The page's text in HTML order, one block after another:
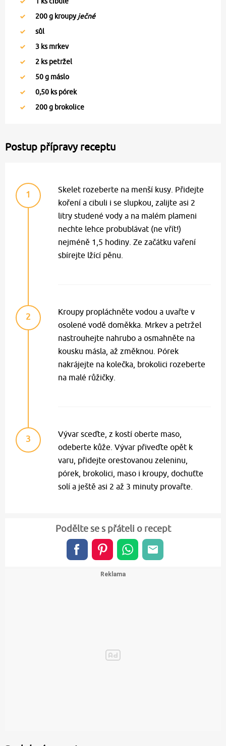
200g kroupyječné
sůl
3 ks mrkev
2 ks petržel
50g máslo
0,50 ks pórek
200g brokolice
Postup přípravy receptu
1
Skelet rozeberte na menší kusy. Přidejte
koření a cibuli i se slupkou, zalijte asi 2
litry studené vody a na malém plameni
nechte lehce probublávat (ne vřít!)
nejméně 1,5 hodiny. Ze začátku vaření
sbírejte lžící pěnu.
2
Kroupy propláchněte vodou a uvařte v
osolené vodě doměkka. Mrkev a petržel
nastrouhejte nahrubo a osmahněte na
kousku másla, až změknou. Pórek
nakrájejte na kolečka, brokolici rozeberte
na malé růžičky.
3
Vývar sceďte, z kostí oberte maso,
odeberte kůže. Vývar přiveďte opět k
varu, přidejte orestovanou zeleninu,
pórek, brokolici, maso i kroupy, dochuťte
solí a ještě asi 2 až 3 minuty provařte.
Podělte se s přáteli o recept